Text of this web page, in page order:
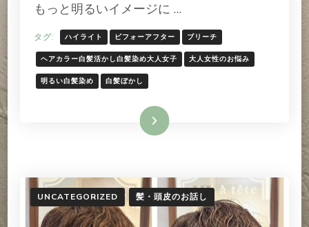
む
た
め
の
白
の
もっと明るいイメージに …
タグ: ハイライト ビフォーアフター ブリーチ
ヘアカラー白髪活かし白髪染め大人女子 大人女性のお悩み
明るい白髪染め 白髪ぼかし
続きを読む
UNCATEGORIZED 髪・頭皮のお話し